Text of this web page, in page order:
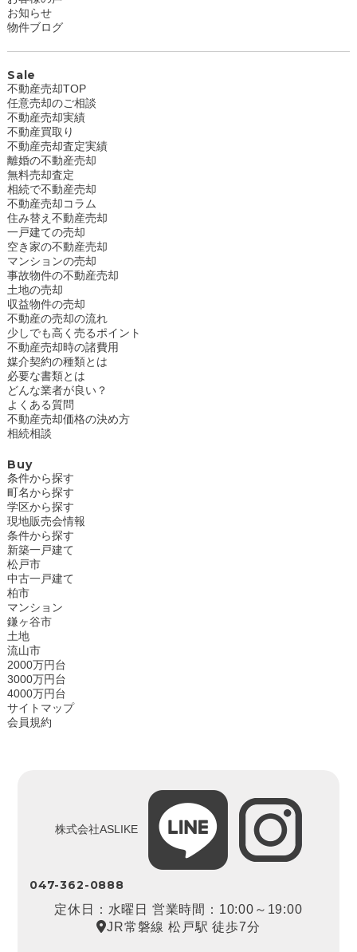
お知らせ
物件ブログ
Sale
不動産売却TOP
任意売却のご相談
不動産売却実績
不動産買取り
不動産売却査定実績
離婚の不動産売却
無料売却査定
相続で不動産売却
不動産売却コラム
住み替え不動産売却
一戸建ての売却
空き家の不動産売却
マンションの売却
事故物件の不動産売却
土地の売却
収益物件の売却
不動産の売却の流れ
少しでも高く売るポイント
不動産売却時の諸費用
媒介契約の種類とは
必要な書類とは
どんな業者が良い？
よくある質問
不動産売却価格の決め方
相続相談
Buy
条件から探す
町名から探す
学区から探す
現地販売会情報
条件から探す
新築一戸建て
松戸市
中古一戸建て
柏市
マンション
鎌ヶ谷市
土地
流山市
2000万円台
3000万円台
4000万円台
サイトマップ
会員規約
株式会社ASLIKE
047-362-0888
定休日：水曜日 営業時間：10:00～19:00
JR常磐線 松戸駅 徒歩7分